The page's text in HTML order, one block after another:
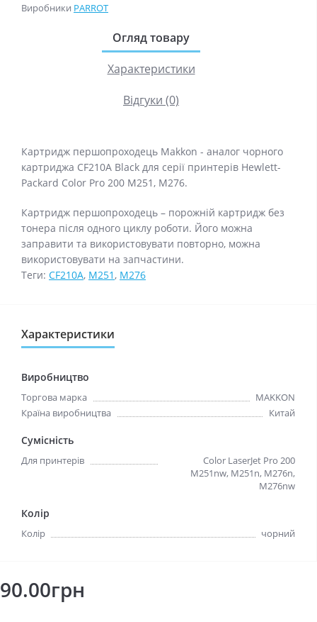
Виробники PARROT
Огляд товару
Характеристики
Відгуки (0)
Картридж першопроходець Makkon - аналог чорного
картриджа CF210A Black для серії принтерів Hewlett-
Packard Color Pro 200 M251, M276.
Картридж першопроходець – порожній картридж без
тонера після одного циклу роботи. Його можна
заправити та використовувати повторно, можна
використовувати на запчастини.
Теги: CF210A, M251, M276
Характеристики
Виробництво
Торгова марка
MAKKON
Країна виробництва
Китай
Сумісність
Для принтерів
Color LaserJet Pro 200
M251nw, M251n, M276n,
M276nw
Колір
Колір чорний
90.00грн